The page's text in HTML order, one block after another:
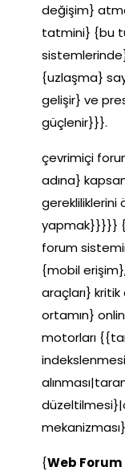
değişim}
tatmini} {bu
{uzlaşma}
gelişir} ve
güçlenir}}}.
çevrimiçi
adına}
yapmak}}}}}
forum
{mobil
araçları}
ortamın}
motorları
{Web Forum